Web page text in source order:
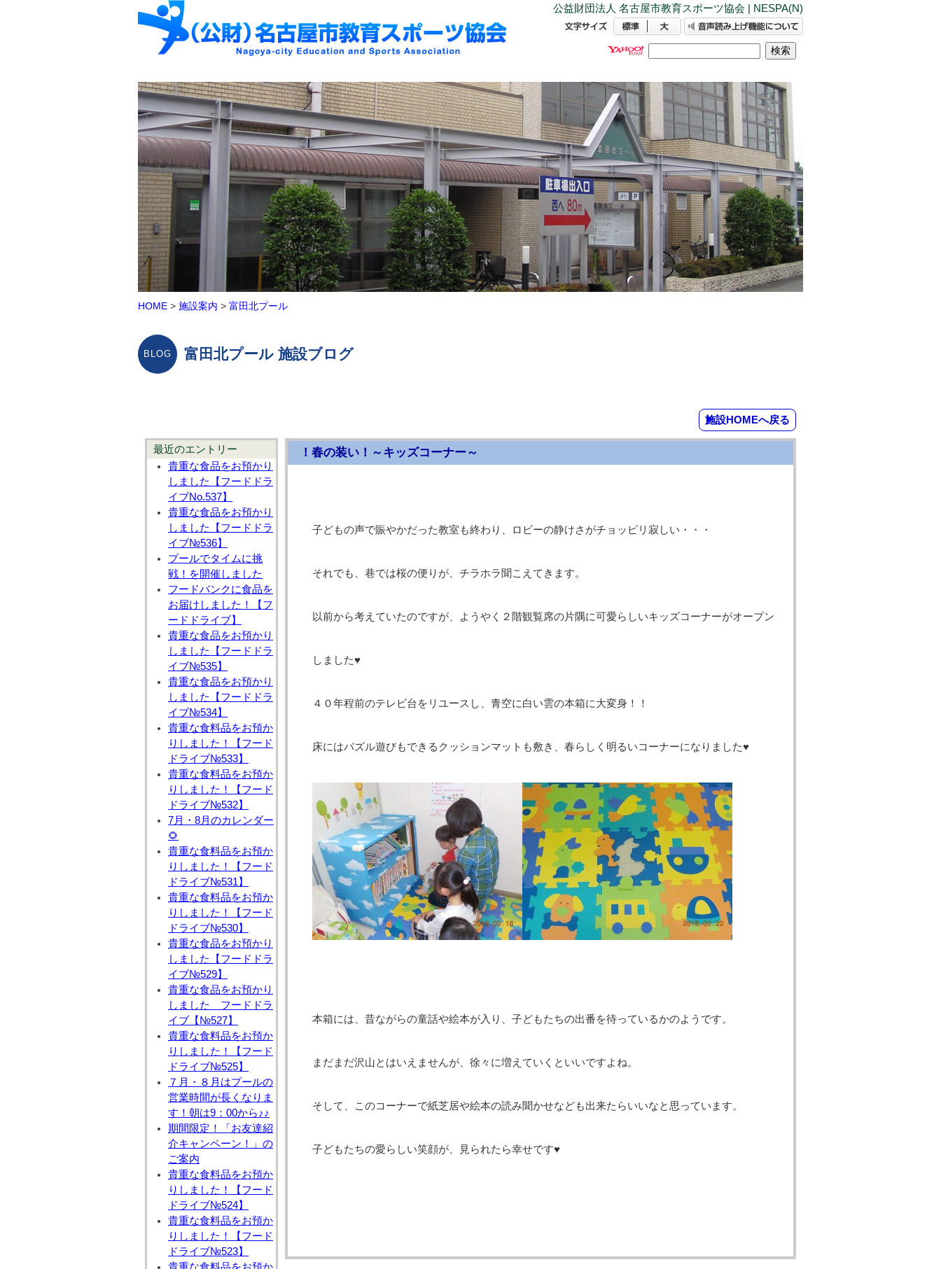
公益財団法人 名古屋市教育スポーツ協会 | NESPA(N)
HOME > 施設案内 > 富田北プール
富田北プール 施設ブログ
施設HOMEへ戻る
最近のエントリー
貴重な食品をお預かり
しました【フードドラ
イブNo.537】
貴重な食品をお預かり
しました【フードドラ
イブ№536】
プールでタイムに挑
戦！を開催しました
フードバンクに食品を
お届けしました！【フ
ードドライブ】
貴重な食品をお預かり
しました【フードドラ
イブ№535】
貴重な食品をお預かり
しました【フードドラ
イブ№534】
貴重な食料品をお預か
りしました！【フード
ドライブ№533】
貴重な食料品をお預か
りしました！【フード
ドライブ№532】
7月・8月のカレンダー
🌻
貴重な食料品をお預か
りしました！【フード
ドライブ№531】
貴重な食料品をお預か
りしました！【フード
ドライブ№530】
貴重な食品をお預かり
しました【フードドラ
イブ№529】
貴重な食品をお預かり
しました フードドラ
イブ【№527】
貴重な食料品をお預か
りしました！【フード
ドライブ№525】
７月・８月はプールの
営業時間が長くなりま
す！朝は9：00から♪♪
期間限定！「お友達紹
介キャンペーン！」の
ご案内
貴重な食料品をお預か
りしました！【フード
ドライブ№524】
貴重な食料品をお預か
りしました！【フード
ドライブ№523】
貴重な食料品をお預か
！春の装い！～キッズコーナー～
子どもの声で賑やかだった教室も終わり、ロビーの静けさがチョッピリ寂しい・・・
それでも、巷では桜の便りが、チラホラ聞こえてきます。
以前から考えていたのですが、ようやく２階観覧席の片隅に可愛らしいキッズコーナーがオープン
しました♥
４０年程前のテレビ台をリユースし、青空に白い雲の本箱に大変身！！
床にはパズル遊びもできるクッションマットも敷き、春らしく明るいコーナーになりました♥
本箱には、昔ながらの童話や絵本が入り、子どもたちの出番を待っているかのようです。
まだまだ沢山とはいえませんが、徐々に増えていくといいですよね。
そして、このコーナーで紙芝居や絵本の読み聞かせなども出来たらいいなと思っています。
子どもたちの愛らしい笑顔が、見られたら幸せです♥